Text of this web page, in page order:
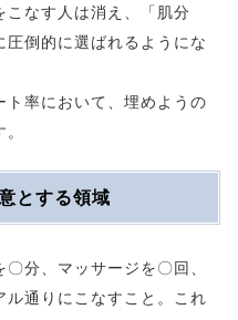
こなす人は消え、「肌分
倒的に選ばれるようにな
ト率において、埋めようの
とする領域
分、マッサージを〇回、
通りにこなすこと。これ